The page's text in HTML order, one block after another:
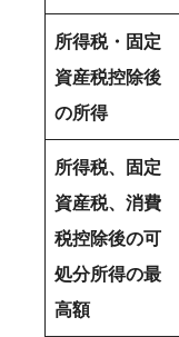
所得税・固定
資産税控除後
の所得
所得税、固定
資産税、消費
税控除後の可
処分所得の最
高額